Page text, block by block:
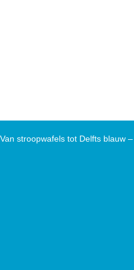
Van stroopwafels tot Delfts blauw